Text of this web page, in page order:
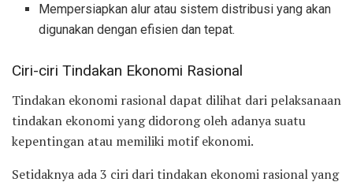
Mempersiapkan alur atau sistem distribusi yang akan
digunakan dengan efisien dan tepat.
Ciri-ciri Tindakan Ekonomi Rasional
Tindakan ekonomi rasional dapat dilihat dari pelaksanaan
tindakan ekonomi yang didorong oleh adanya suatu
kepentingan atau memiliki motif ekonomi.
Setidaknya ada 3 ciri dari tindakan ekonomi rasional yang